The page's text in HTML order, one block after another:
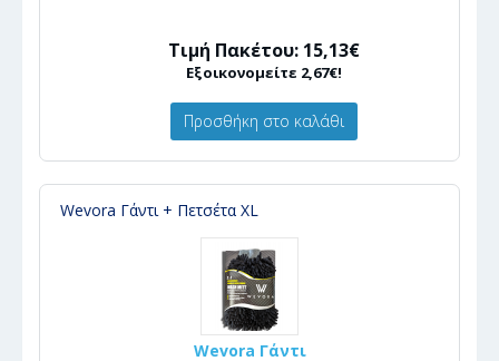
Τιμή Πακέτου: 15,13€
Εξοικονομείτε 2,67€!
Προσθήκη στο καλάθι
Wevora Γάντι + Πετσέτα XL
Wevora Γάντι